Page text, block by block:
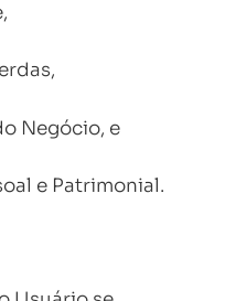
e
e Patrimonial.